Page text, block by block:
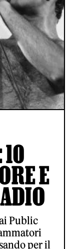
10
E
Public
per il